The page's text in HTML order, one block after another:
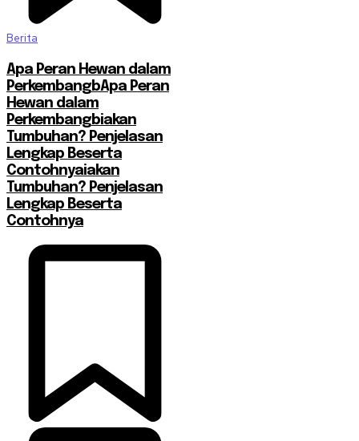
Berita
Apa Peran Hewan dalam
PerkembangbApa Peran
Hewan dalam
Perkembangbiakan
Tumbuhan? Penjelasan
Lengkap Beserta
Contohnyaiakan
Tumbuhan? Penjelasan
Lengkap Beserta
Contohnya